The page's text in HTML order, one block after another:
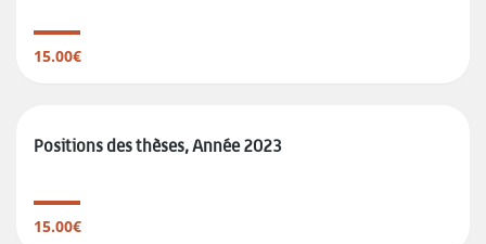
15.00€
Positions des thèses, Année 2023
15.00€